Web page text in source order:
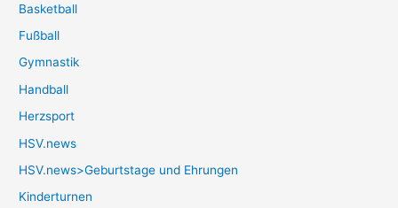
Basketball
Fußball
Gymnastik
Handball
Herzsport
HSV.news
HSV.news>Geburtstage und Ehrungen
Kinderturnen